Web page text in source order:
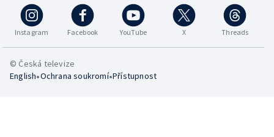
Instagram Facebook YouTube X Threads
© Česká televize
English•Ochrana soukromí•Přístupnost